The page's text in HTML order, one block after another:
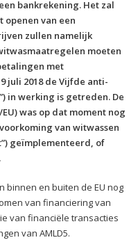
bankrekening. Het zal
openen van een
zullen namelijk
moeten
met
juli 2018 de Vijfde anti-
in werking is getreden. De
was op dat moment nog
van witwassen
geïmplementeerd, of
binnen en buiten de EU nog
van financiering van
van financiële transacties
van AMLD5.